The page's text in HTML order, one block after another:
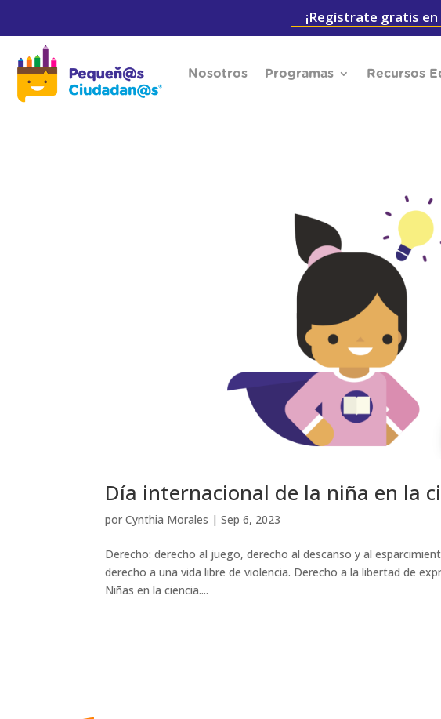
¡Regístrate gratis
Nosotros Programas Recursos
Día internacional de la niña en la
porCynthia Morales |Sep 6, 2023
Derecho: derecho al juego, derecho al descanso y al
derecho a una vida libre de violencia. Derecho a la libertad de
Niñas en la ciencia....